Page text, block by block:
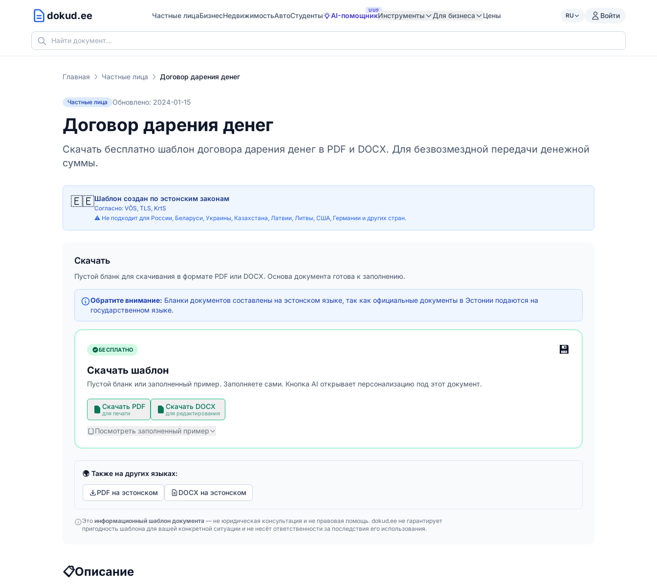
dokud.ee Частные лицаБизнесНедвижимостьАвтоСтуденты
UUS
AI-помощникИнструменты Для бизнеса Цены RU Войти
Главная Частные лица Договор дарения денег
Частные лица Обновлено: 2024-01-15
Договор дарения денег
Скачать бесплатно шаблон договора дарения денег в PDF и DOCX. Для безвозмездной передачи денежной
суммы.
🇪🇪Шаблон создан по эстонским законам
Согласно: VÕS, TLS, KrtS
⚠️ Не подходит для России, Беларуси, Украины, Казахстана, Латвии, Литвы, США, Германии и других стран.
Скачать
Пустой бланк для скачивания в формате PDF или DOCX. Основа документа готова к заполнению.
Обратите внимание: Бланки документов составлены на эстонском языке, так как официальные документы в Эстонии подаются на
государственном языке.
БЕСПЛАТНО 💾
Скачать шаблон
Пустой бланк или заполненный пример. Заполняете сами. Кнопка AI открывает персонализацию под этот документ.
Скачать PDF
для печати
Скачать DOCX
для редактирования
Посмотреть заполненный пример
🌍 Также на других языках:
PDF на эстонском DOCX на эстонском
Это информационный шаблон документа — не юридическая консультация и не правовая помощь. dokud.ee не гарантирует
пригодность шаблона для вашей конкретной ситуации и не несёт ответственности за последствия его использования.
📋Описание